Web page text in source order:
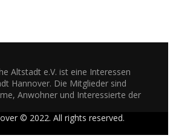
Altstadt e.V. ist eine Interessen
Hannover. Die Mitglieder sind
Anwohner und Interessierte der
© 2022. All rights reserved.